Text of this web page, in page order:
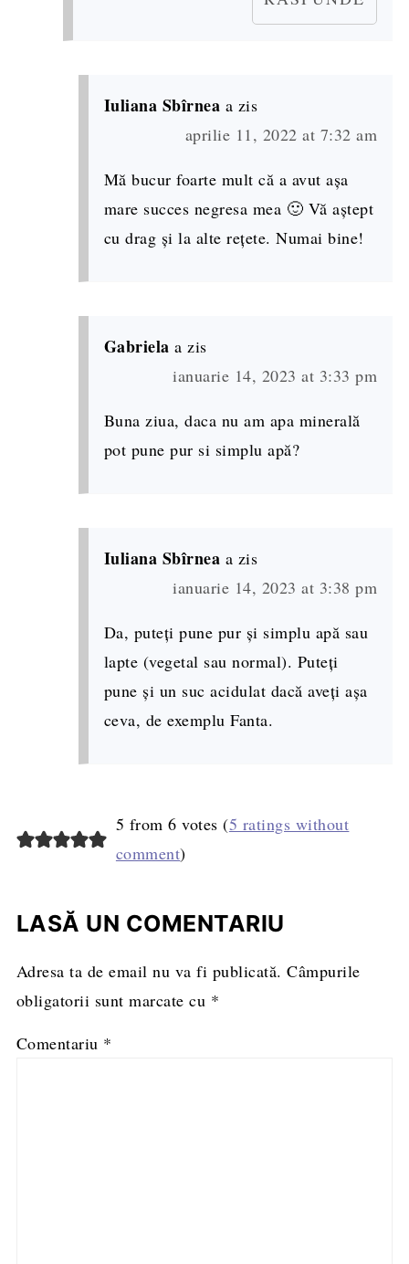
Iuliana Sbîrnea a zis
aprilie 11, 2022 at 7:32 am
Mă bucur foarte mult că a avut așa
mare succes negresa mea 🙂 Vă aștept
cu drag și la alte rețete. Numai bine!
Gabriela a zis
ianuarie 14, 2023 at 3:33 pm
Buna ziua, daca nu am apa minerală
pot pune pur si simplu apă?
Iuliana Sbîrnea a zis
ianuarie 14, 2023 at 3:38 pm
Da, puteți pune pur și simplu apă sau
lapte (vegetal sau normal). Puteți
pune și un suc acidulat dacă aveți așa
ceva, de exemplu Fanta.
5 from 6 votes (5 ratings without
comment)
LASĂ UN COMENTARIU
Adresa ta de email nu va fi publicată. Câmpurile
obligatorii sunt marcate cu *
Comentariu *